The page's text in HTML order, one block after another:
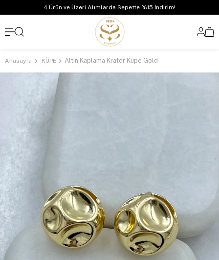
4 Ürün ve Üzeri Alımlarda Sepette %15 İndirim!
Anasayfa KÜPE Altın Kaplama Krater Küpe Gold